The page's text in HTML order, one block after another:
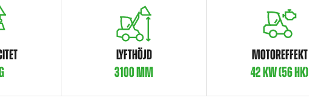
LYFTHÖJD
3100 MM
MOTOREFFEKT
42 KW (56 HK)